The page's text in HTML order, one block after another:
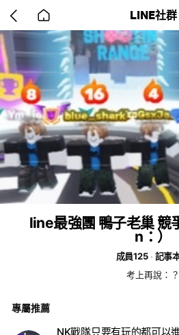
back
to
home
LINE社群
line最強團 鴨子老巢 競
n：）
成員125
記事
考上再說：？
專屬推薦
NK戰隊只要有玩的都可以